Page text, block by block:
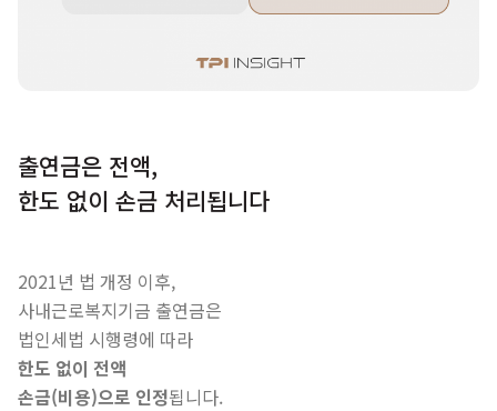
출연금은 전액,
한도 없이 손금 처리됩니다
2021년 법 개정 이후,
사내근로복지기금 출연금은
법인세법 시행령에 따라
한도 없이 전액
손금(비용)으로 인정됩니다.